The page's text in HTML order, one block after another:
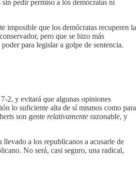
sin pedir permiso a los demócratas ni
imposible que los demócratas recuperen la
pero que se hizo más
para legislar a golpe de sentencia.
2, y evitará que algunas opiniones
lo suficiente alta de sí mismos como para
son gente relativamente razonable, y
llevado a los republicanos a acusarle de
No será, casi seguro, una radical,